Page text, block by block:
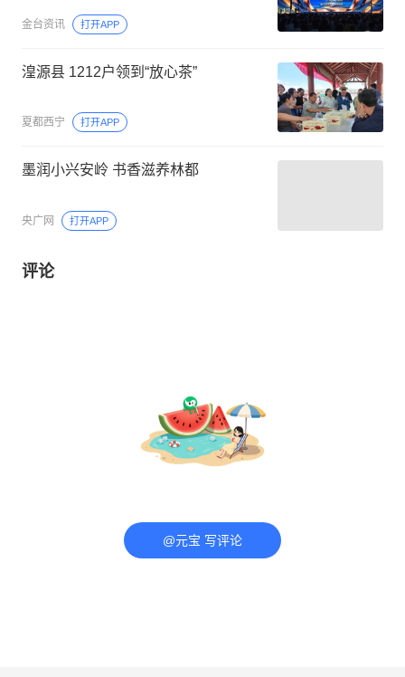
金台资讯 打开APP
湟源县 1212户领到“放心茶”
夏都西宁 打开APP
墨润小兴安岭 书香滋养林都
央广网 打开APP
评论
@元宝 写评论